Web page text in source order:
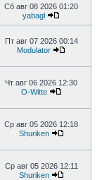
Сб авг 08 2026 01:20
yabagl
Пт авг 07 2026 00:14
Modulator
Чт авг 06 2026 12:30
O-Witte
Ср авг 05 2026 12:18
Shuriken
Ср авг 05 2026 12:11
Shuriken